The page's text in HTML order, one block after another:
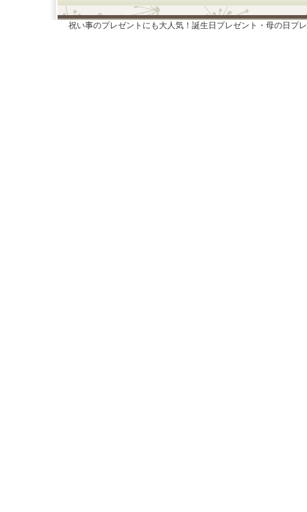
祝い事のプレゼントにも大人気！誕生日プレゼント・母の日プ